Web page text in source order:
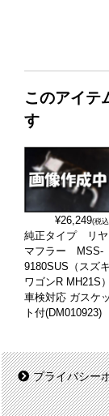
このアイテ
す
¥26,249(税
純正タイプ リヤ
マフラー MSS-
9180SUS（スズキ
ワゴンR MH21S）
車検対応 ガスケッ
ト付(DM010923)
プライバシー